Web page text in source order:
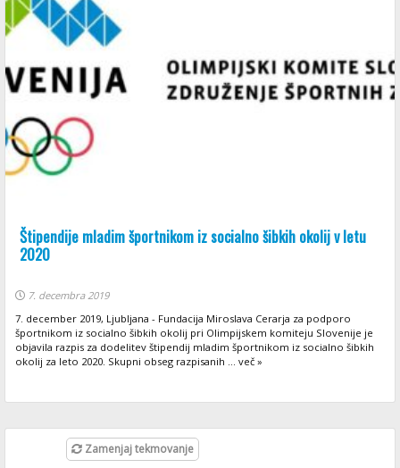
Štipendije mladim športnikom iz socialno šibkih okolij v letu
2020
7. decembra 2019
7. december 2019, Ljubljana - Fundacija Miroslava Cerarja za podporo
športnikom iz socialno šibkih okolij pri Olimpijskem komiteju Slovenije je
objavila razpis za dodelitev štipendij mladim športnikom iz socialno šibkih
okolij za leto 2020. Skupni obseg razpisanih ... več »
Zamenjaj tekmovanje